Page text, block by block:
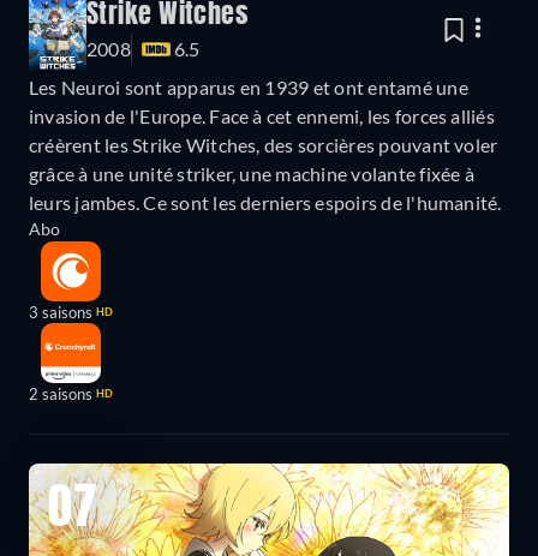
Strike Witches
2008
6.5
Les Neuroi sont apparus en 1939 et ont entamé une
invasion de l'Europe. Face à cet ennemi, les forces alliés
créèrent les Strike Witches, des sorcières pouvant voler
grâce à une unité striker, une machine volante fixée à
leurs jambes. Ce sont les derniers espoirs de l'humanité.
Abo
3 saisons HD
2 saisons HD
07